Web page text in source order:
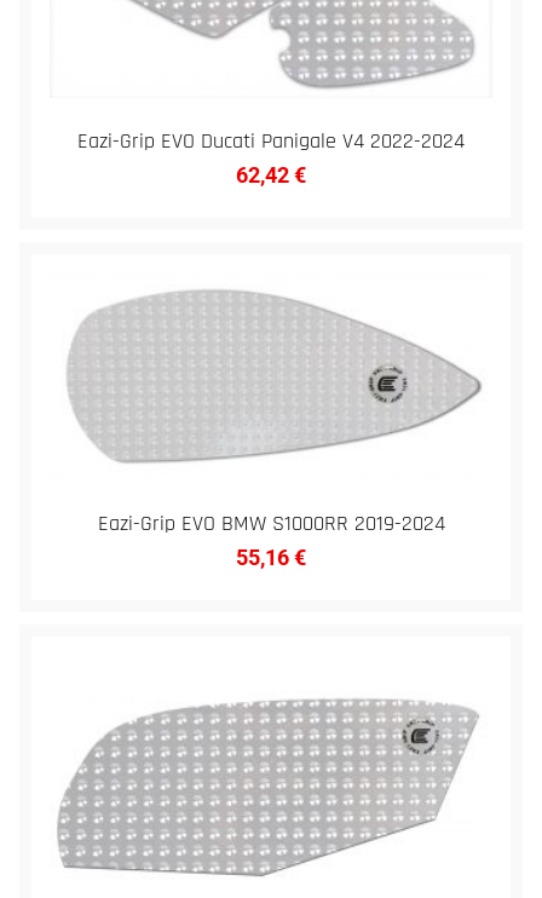
Eazi-Grip EVO Ducati Panigale V4 2022-2024
62,42€
Eazi-Grip EVO BMW S1000RR 2019-2024
55,16€